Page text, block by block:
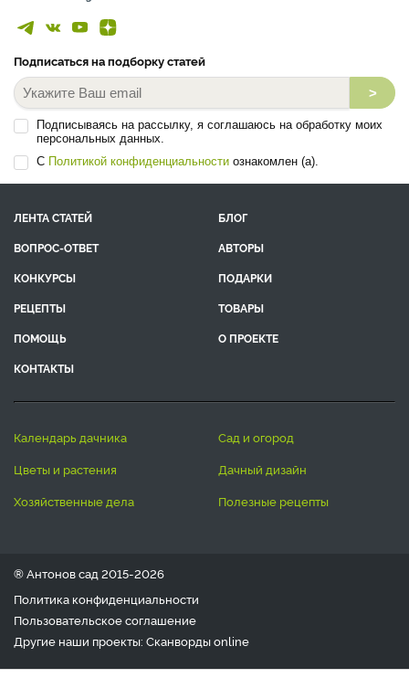
Подписаться на подборку статей
>
Подписываясь на рассылку, я соглашаюсь на обработку моих
персональных данных.
С Политикой конфиденциальности ознакомлен (а).
ЛЕНТА СТАТЕЙ
БЛОГ
ВОПРОС-ОТВЕТ
АВТОРЫ
КОНКУРСЫ
ПОДАРКИ
РЕЦЕПТЫ
ТОВАРЫ
ПОМОЩЬ
О ПРОЕКТЕ
КОНТАКТЫ
календарь дачника
сад и огород
цветы и растения
дачный дизайн
хозяйственные дела
полезные рецепты
® Антонов сад 2015-2026
Политика конфиденциальности
Пользовательское соглашение
Другие наши проекты: Сканвордыonline